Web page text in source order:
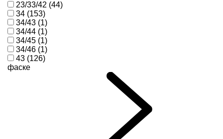
23/33/42 (44)
34 (153)
34/43 (1)
34/44 (1)
34/45 (1)
34/46 (1)
43 (126)
фаске